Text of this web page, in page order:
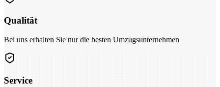
Qualität
Bei uns erhalten Sie nur die besten Umzugsunternehmen
Service